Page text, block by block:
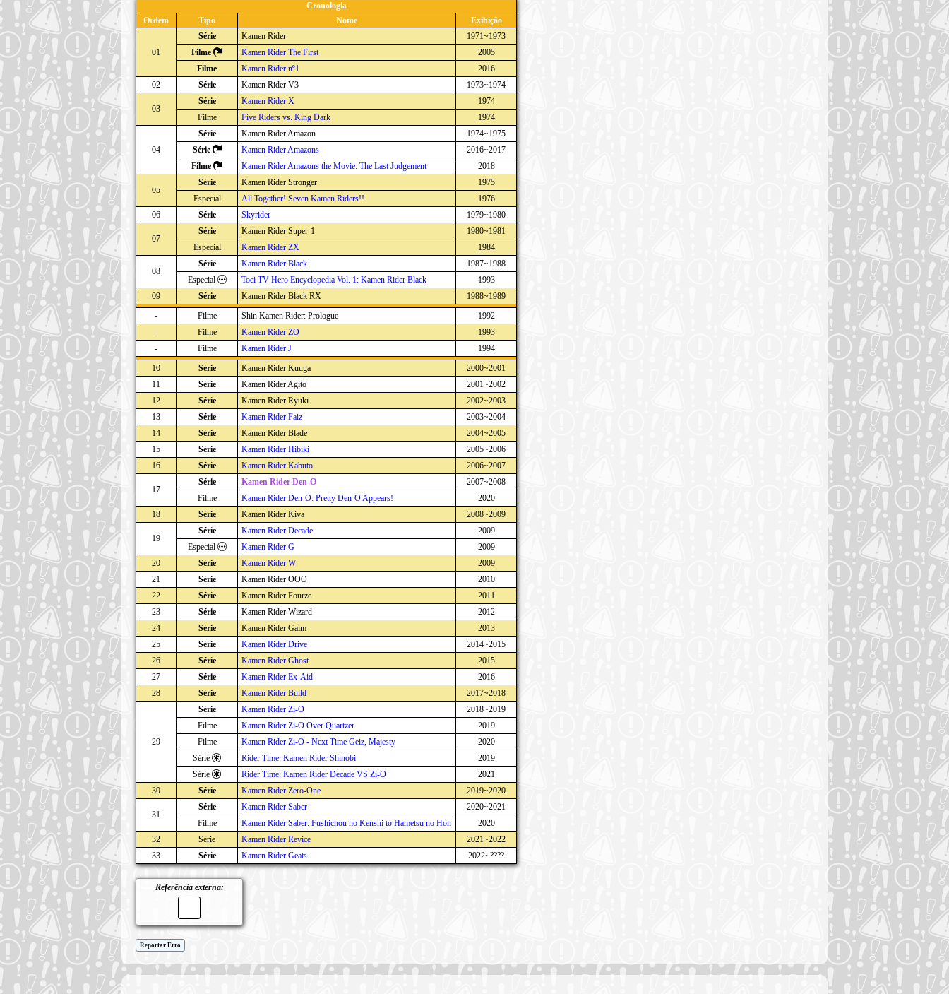
Cronologia
Ordem
Tipo Nome Exibição
01
Série Kamen Rider
1971~1973
Filme
Kamen Rider The First
2005
Filme
Kamen Rider nº1
2016
02
Série Kamen Rider V3 1973~1974
03
Série Kamen Rider X
1974
Filme
Five Riders vs. King Dark 1974
04
Série Kamen Rider Amazon
1974~1975
Série
Kamen Rider Amazons
2016~2017
Filme
Kamen Rider Amazons the Movie: The Last Judgement 2018
05
Série Kamen Rider Stronger
1975
Especial
All Together! Seven Kamen Riders!!
1976
06
Série Skyrider 1979~1980
07
Série Kamen Rider Super-1
1980~1981
Especial
Kamen Rider ZX 1984
08
Série Kamen Rider Black
1987~1988
Especial
Toei TV Hero Encyclopedia Vol. 1: Kamen Rider Black
1993
09
Série Kamen Rider Black RX
1988~1989
-
Filme Shin Kamen Rider: Prologue
1992
-
Filme Kamen Rider ZO
1993
-
Filme Kamen Rider J
1994
10
Série Kamen Rider Kuuga
2000~2001
11
Série Kamen Rider Agito
2001~2002
12
Série Kamen Rider Ryuki
2002~2003
13
Série Kamen Rider Faiz
2003~2004
14
Série Kamen Rider Blade
2004~2005
15
Série Kamen Rider Hibiki
2005~2006
16
Série Kamen Rider Kabuto 2006~2007
17
Série Kamen Rider Den-O
2007~2008
Filme
Kamen Rider Den-O: Pretty Den-O Appears!
2020
18
Série Kamen Rider Kiva 2008~2009
19
Série Kamen Rider Decade
2009
Especial
Kamen Rider G
2009
20
Série Kamen Rider W
2009
21
Série Kamen Rider OOO
2010
22
Série Kamen Rider Fourze
2011
23
Série Kamen Rider Wizard
2012
24
Série Kamen Rider Gaim
2013
25
Série Kamen Rider Drive
2014~2015
26
Série Kamen Rider Ghost
2015
27
Série Kamen Rider Ex-Aid
2016
28
Série Kamen Rider Build 2017~2018
29
Série Kamen Rider Zi-O
2018~2019
Filme
Kamen Rider Zi-O Over Quartzer
2019
Filme
Kamen Rider Zi-O - Next Time Geiz, Majesty
2020
Série
Rider Time: Kamen Rider Shinobi
2019
Série
Rider Time: Kamen Rider Decade VS Zi-O
2021
30
Série Kamen Rider Zero-One 2019~2020
31
Série Kamen Rider Saber
2020~2021
Filme
Kamen Rider Saber: Fushichou no Kenshi to Hametsu no Hon
2020
32
Série Kamen Rider Revice
2021~2022
33
Série Kamen Rider Geats 2022~????
Referência externa:
Reportar Erro